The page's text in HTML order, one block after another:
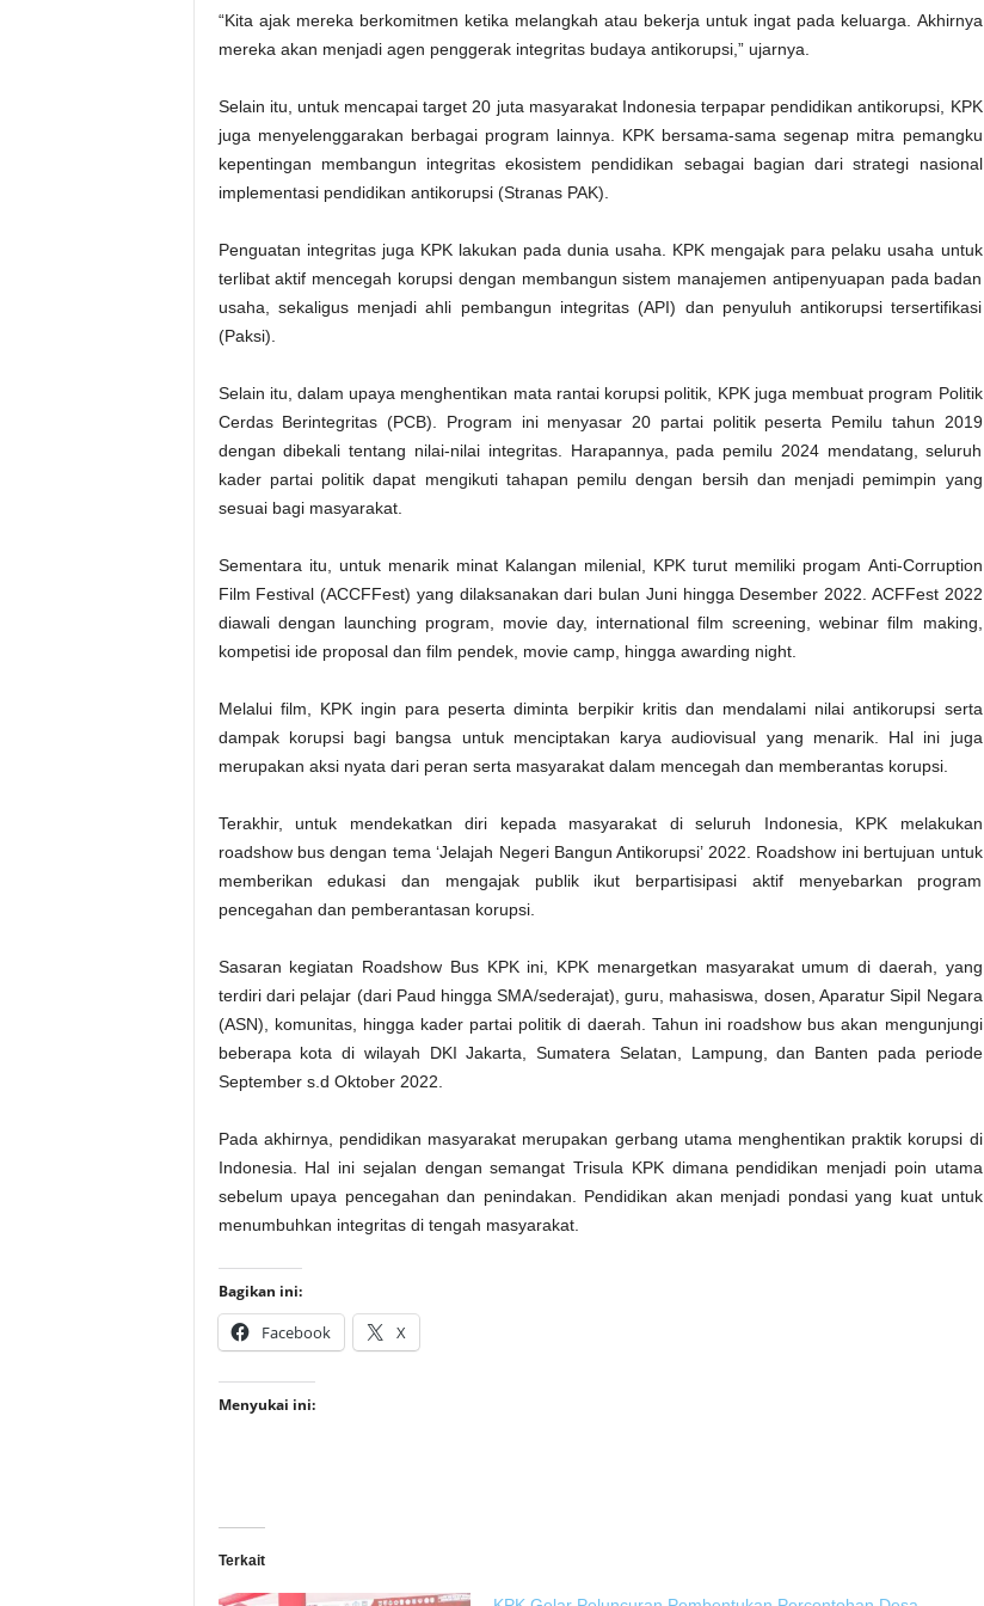
“Kita ajak mereka berkomitmen ketika melangkah atau bekerja untuk ingat pada keluarga. Akhirnya
mereka akan menjadi agen penggerak integritas budaya antikorupsi,” ujarnya.
Selain itu, untuk mencapai target 20 juta masyarakat Indonesia terpapar pendidikan antikorupsi, KPK
juga menyelenggarakan berbagai program lainnya. KPK bersama-sama segenap mitra pemangku
kepentingan membangun integritas ekosistem pendidikan sebagai bagian dari strategi nasional
implementasi pendidikan antikorupsi (Stranas PAK).
Penguatan integritas juga KPK lakukan pada dunia usaha. KPK mengajak para pelaku usaha untuk
terlibat aktif mencegah korupsi dengan membangun sistem manajemen antipenyuapan pada badan
usaha, sekaligus menjadi ahli pembangun integritas (API) dan penyuluh antikorupsi tersertifikasi
(Paksi).
Selain itu, dalam upaya menghentikan mata rantai korupsi politik, KPK juga membuat program Politik
Cerdas Berintegritas (PCB). Program ini menyasar 20 partai politik peserta Pemilu tahun 2019
dengan dibekali tentang nilai-nilai integritas. Harapannya, pada pemilu 2024 mendatang, seluruh
kader partai politik dapat mengikuti tahapan pemilu dengan bersih dan menjadi pemimpin yang
sesuai bagi masyarakat.
Sementara itu, untuk menarik minat Kalangan milenial, KPK turut memiliki progam Anti-Corruption
Film Festival (ACCFFest) yang dilaksanakan dari bulan Juni hingga Desember 2022. ACFFest 2022
diawali dengan launching program, movie day, international film screening, webinar film making,
kompetisi ide proposal dan film pendek, movie camp, hingga awarding night.
Melalui film, KPK ingin para peserta diminta berpikir kritis dan mendalami nilai antikorupsi serta
dampak korupsi bagi bangsa untuk menciptakan karya audiovisual yang menarik. Hal ini juga
merupakan aksi nyata dari peran serta masyarakat dalam mencegah dan memberantas korupsi.
Terakhir, untuk mendekatkan diri kepada masyarakat di seluruh Indonesia, KPK melakukan
roadshow bus dengan tema ‘Jelajah Negeri Bangun Antikorupsi’ 2022. Roadshow ini bertujuan untuk
memberikan edukasi dan mengajak publik ikut berpartisipasi aktif menyebarkan program
pencegahan dan pemberantasan korupsi.
Sasaran kegiatan Roadshow Bus KPK ini, KPK menargetkan masyarakat umum di daerah, yang
terdiri dari pelajar (dari Paud hingga SMA/sederajat), guru, mahasiswa, dosen, Aparatur Sipil Negara
(ASN), komunitas, hingga kader partai politik di daerah. Tahun ini roadshow bus akan mengunjungi
beberapa kota di wilayah DKI Jakarta, Sumatera Selatan, Lampung, dan Banten pada periode
September s.d Oktober 2022.
Pada akhirnya, pendidikan masyarakat merupakan gerbang utama menghentikan praktik korupsi di
Indonesia. Hal ini sejalan dengan semangat Trisula KPK dimana pendidikan menjadi poin utama
sebelum upaya pencegahan dan penindakan. Pendidikan akan menjadi pondasi yang kuat untuk
menumbuhkan integritas di tengah masyarakat.
Bagikan ini:
Facebook X
Menyukai ini:
Terkait